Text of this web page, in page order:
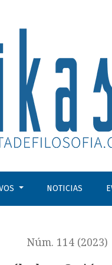
NOTICIAS
Núm. 114 (2023)